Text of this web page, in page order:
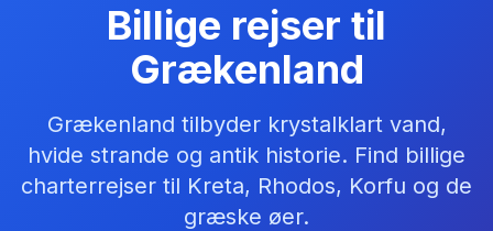
Billige rejser til
Grækenland
Grækenland tilbyder krystalklart vand,
hvide strande og antik historie. Find billige
charterrejser til Kreta, Rhodos, Korfu og de
græske øer.